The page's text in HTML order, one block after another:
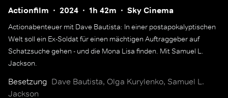
Actionfilm 2024 1h 42m Sky Cinema
Actionabenteuer mit Dave Bautista: In einer postapokalyptischen
Welt soll ein Ex-Soldat für einen mächtigen Auftraggeber auf
Schatzsuche gehen - und die Mona Lisa finden. Mit Samuel L.
Jackson.
Besetzung Dave Bautista, Olga Kurylenko, Samuel L.
Jackson